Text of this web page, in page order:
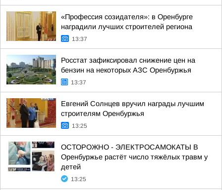
«Профессия созидателя»: в Оренбурге
наградили лучших строителей региона
13:37
Росстат зафиксировал снижение цен на
бензин на некоторых АЗС Оренбуржья
13:37
Евгений Солнцев вручил награды лучшим
строителям Оренбуржья
13:25
ОСТОРОЖНО - ЭЛЕКТРОСАМОКАТЫ В
Оренбуржье растёт число тяжёлых травм у
детей
13:25